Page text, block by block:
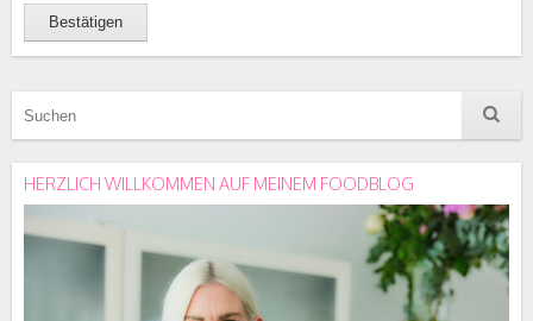
HERZLICH WILLKOMMEN AUF MEINEM FOODBLOG